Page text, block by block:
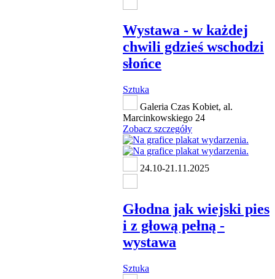
Wystawa - w każdej
chwili gdzieś wschodzi
słońce
Sztuka
Galeria Czas Kobiet, al.
Marcinkowskiego 24
Zobacz szczegóły
24.10-21.11.2025
Głodna jak wiejski pies
i z głową pełną -
wystawa
Sztuka